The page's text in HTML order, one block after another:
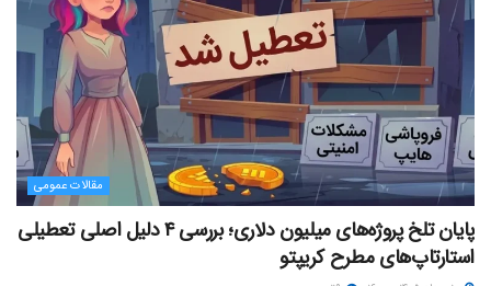
مقالات عمومی
پایان تلخ پروژه‌های میلیون دلاری؛ بررسی ۴ دلیل اصلی تعطیلی
استارتاپ‌های مطرح کریپتو